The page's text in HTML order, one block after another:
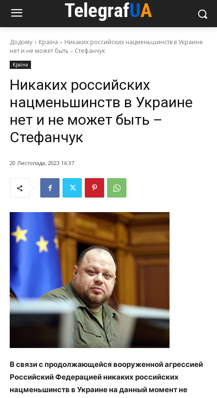
Додому Країна
Никаких российских нацменьшинств в Украине
нет и не может быть – Стефанчук
Країна
Никаких российских
нацменьшинств в Украине
нет и не может быть –
Стефанчук
20 Листопада, 2023 16:37
В связи с продолжающейся вооруженной агрессией
Российский Федерацией никаких российских
нацменьшинств в Украине на данный момент не